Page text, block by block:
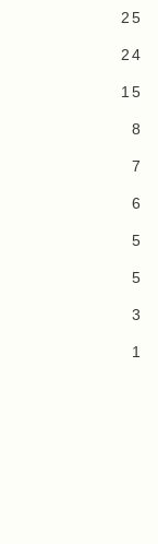
25
24
15
8
7
6
5
5
3
1